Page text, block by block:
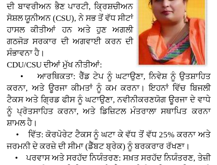
ਦੀ ਬਾਵਰੀਅਨ ਭੈਣ ਪਾਰਟੀ, ਕ੍ਰਿਸ਼ਚੀਅਨ
ਸੋਸ਼ਲ ਯੂਨੀਅਨ (CSU), ਨੇ ਸਭ ਤੋਂ ਵੱਧ ਸੀਟਾਂ
ਹਾਸਲ ਕੀਤੀਆਂ ਹਨ ਅਤੇ ਹੁਣ ਅਗਲੀ
ਗਠਜੋੜ ਸਰਕਾਰ ਦੀ ਅਗਵਾਈ ਕਰਨ ਦੀ
ਸੰਭਾਵਨਾ ਹੈ।
CDU/CSU ਦੀਆਂ ਮੁੱਖ ਨੀਤੀਆਂ:
• ਆਰਥਿਕਤਾ: ਰੈੱਡ ਟੇਪ ਨੂੰ ਘਟਾਉਣਾ, ਨਿਵੇਸ਼ ਨੂੰ ਉਤਸ਼ਾਹਿਤ
ਕਰਨਾ, ਅਤੇ ਊਰਜਾ ਕੀਮਤਾਂ ਨੂੰ ਕਮ ਕਰਨਾ। ਇਹਨਾਂ ਵਿੱਚ ਬਿਜਲੀ
ਟੈਕਸ ਅਤੇ ਗ੍ਰਿਡ ਫੀਸ ਨੂੰ ਘਟਾਉਣਾ, ਨਵੀਨੀਕਰਣਯੋਗ ਊਰਜਾ ਦੇ ਵਾਧੇ
ਨੂੰ ਪ੍ਰੋਤਸਾਹਿਤ ਕਰਨਾ, ਅਤੇ ਡਿਜ਼ਿਟਲ ਮੰਤਰਾਲਾ ਸਥਾਪਿਤ ਕਰਨਾ
ਸ਼ਾਮਲ ਹੈ।
• ਵਿੱਤ: ਕੋਰਪੋਰੇਟ ਟੈਕਸ ਨੂੰ ਘਟਾ ਕੇ ਵੱਧ ਤੋਂ ਵੱਧ 25% ਕਰਨਾ ਅਤੇ
ਜਰਮਨੀ ਦੇ ਕਰਜ਼ੇ ਦੀ ਸੀਮਾ (ਡੈੱਬਟ ਬ੍ਰੇਕ) ਨੂੰ ਬਰਕਰਾਰ ਰੱਖਣਾ।
• ਪਰਵਾਸ ਅਤੇ ਸਰਹੱਦ ਨਿਯੰਤਰਣ: ਸਖ਼ਤ ਸਰਹੱਦ ਨਿਯੰਤਰਣ, ਤੇਜ਼ੀ